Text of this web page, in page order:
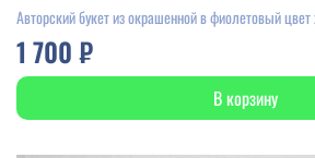
Авторский букет из окрашенной в фиолетовый
1 700 ₽
В корзину